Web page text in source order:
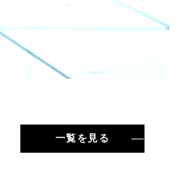
一覧を見る